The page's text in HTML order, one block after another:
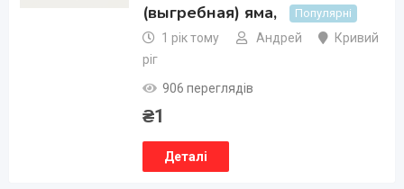
(выгребная) яма,
Популярні
1 рік тому Андрей
Кривий
ріг
906 переглядів
₴1
Деталі